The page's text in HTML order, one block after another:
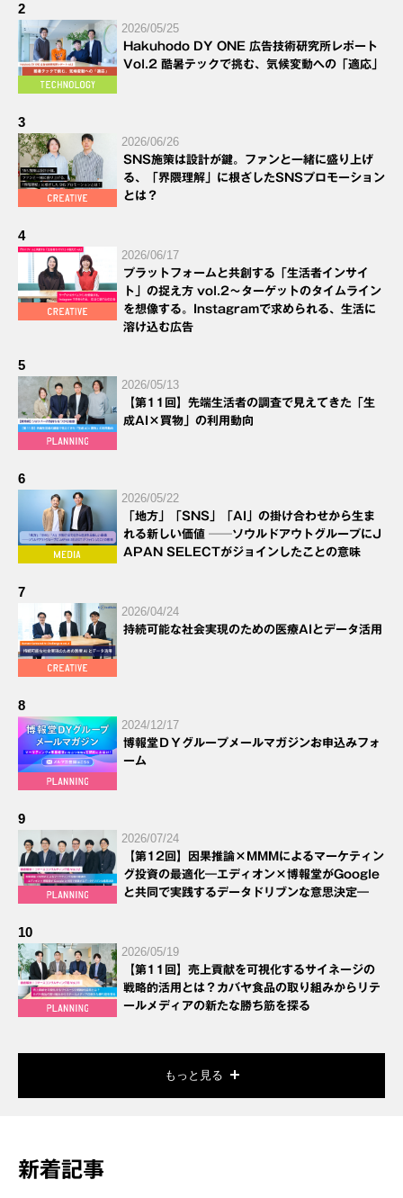
2
2026/05/25
Hakuhodo DY ONE 広告技術研究所レポート
Vol.2 酷暑テックで挑む、気候変動への「適応」
3
2026/06/26
SNS施策は設計が鍵。ファンと一緒に盛り上げ
る、「界隈理解」に根ざしたSNSプロモーション
とは？
4
2026/06/17
プラットフォームと共創する「生活者インサイ
ト」の捉え方 vol.2～ターゲットのタイムライン
を想像する。Instagramで求められる、生活に
溶け込む広告
5
2026/05/13
【第11回】先端生活者の調査で見えてきた「生
成AI×買物」の利用動向
6
2026/05/22
「地方」「SNS」「AI」の掛け合わせから生ま
れる新しい価値 ──ソウルドアウトグループにJ
APAN SELECTがジョインしたことの意味
7
2026/04/24
持続可能な社会実現のための医療AIとデータ活用
8
2024/12/17
博報堂ＤＹグループメールマガジンお申込みフォ
ーム
9
2026/07/24
【第12回】因果推論×MMMによるマーケティン
グ投資の最適化―エディオン×博報堂がGoogle
と共同で実践するデータドリブンな意思決定―
10
2026/05/19
【第11回】売上貢献を可視化するサイネージの
戦略的活用とは？カバヤ食品の取り組みからリテ
ールメディアの新たな勝ち筋を探る
もっと見る
新着記事